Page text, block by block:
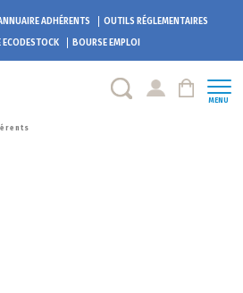
ADHÉRENTS
OUTILS RÉGLEMENTAIRES
ECODESTOCK BOURSE EMPLOI
MENU